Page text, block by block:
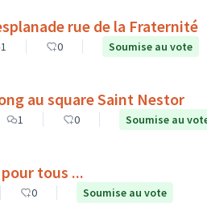
rue de la Fraternité
1 0 Soumise au vote
au square Saint Nestor
1 0 Soumise au
tous ...
0 Soumise au vote